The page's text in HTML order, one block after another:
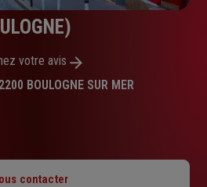
votre avis
BOULOGNE SUR MER
– 17hcontacter